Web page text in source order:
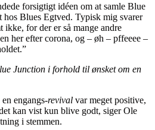
forsigtigt idéen om at samle Blue
hos Blues Egtved. Typisk mig svarer
ikke, for der er så mange andre
her efter corona, og – øh – pffeeee –
Junction i forhold til ønsket om en
engangs-revival var meget positive,
kan vist kun blive godt, siger Ole
i stemmen.